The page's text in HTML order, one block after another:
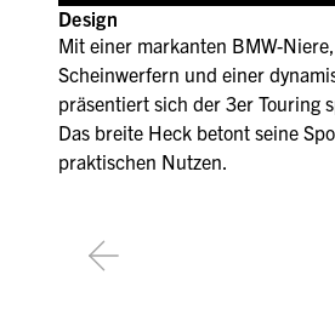
Design
Mit einer markanten BMW-
Scheinwerfern und einer
präsentiert sich der 3er Touring
Das breite Heck betont seine
praktischen Nutzen.